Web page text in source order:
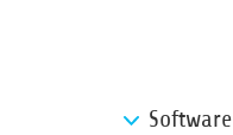
Software